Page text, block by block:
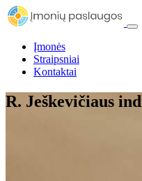
Įmonės
Straipsniai
Kontaktai
R. Ješkevičiaus